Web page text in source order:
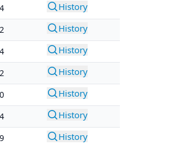
History
History
History
History
History
History
History